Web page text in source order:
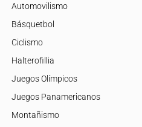
Automovilismo
Básquetbol
Ciclismo
Halterofillia
Juegos Olímpicos
Juegos Panamericanos
Montañismo